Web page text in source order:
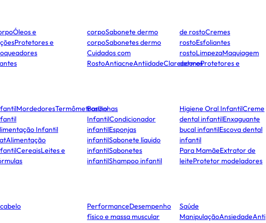
Óleos e
Protetores e
corpoSabonete dermo
corpoSabonetes dermo
Cuidados com
RostoAntiacneAntiidadeClareadores
de rostoCremes
rostoEsfoliantes
rostoLimpezaMaquiagem
dermoProtetores e
MordedoresTermômetrosUnhas
Infantil
Alimentação
CereaisLeites e
Banho
InfantilCondicionador
infantilEsponjas
infantilSabonete líquido
infantilSabonetes
infantilShampoo infantil
Higiene Oral InfantilCreme
dental infantilEnxaguante
bucal infantilEscova dental
infantil
Para MamãeExtrator de
leiteProtetor modeladores
PerformanceDesempenho
físico e massa muscular
Saúde
ManipulaçãoAnsiedadeAnti